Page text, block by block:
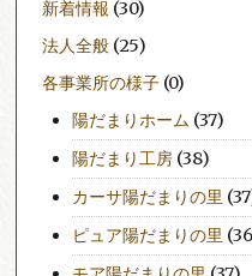
新着情報 (30)
法人全般 (25)
各事業所の様子 (0)
陽だまりホーム (37)
陽だまり工房 (38)
カーサ陽だまりの里
ピュア陽だまりの里